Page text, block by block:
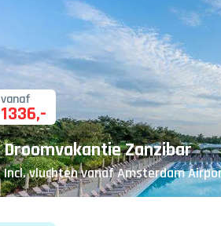
vanaf
1336,-
Droomvakantie Zanzibar
Incl. vluchten vanaf Amsterdam